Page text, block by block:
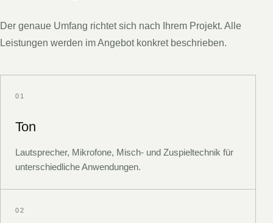
Der genaue Umfang richtet sich nach Ihrem Projekt. Alle
Leistungen werden im Angebot konkret beschrieben.
0 1
Ton
Lautsprecher, Mikrofone, Misch- und Zuspieltechnik für
unterschiedliche Anwendungen.
02